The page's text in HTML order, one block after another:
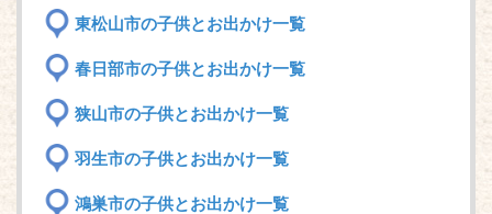
東松山市の子供とお出かけ一覧
春日部市の子供とお出かけ一覧
狭山市の子供とお出かけ一覧
羽生市の子供とお出かけ一覧
鴻巣市の子供とお出かけ一覧